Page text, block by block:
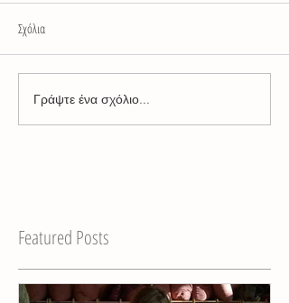
Παραμύθια, αλήθεια και σεξ.
Σχόλια
Γράψτε ένα σχόλιο...
Featured Posts